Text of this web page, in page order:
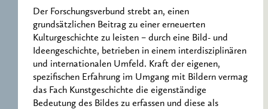
Der Forschungsverbund strebt an, einen
grundsätzlichen Beitrag zu einer erneuerten
Kulturgeschichte zu leisten – durch eine Bild- und
Ideengeschichte, betrieben in einem interdisziplinären
und internationalen Umfeld. Kraft der eigenen,
spezifischen Erfahrung im Umgang mit Bildern vermag
das Fach Kunstgeschichte die eigenständige
Bedeutung des Bildes zu erfassen und diese als